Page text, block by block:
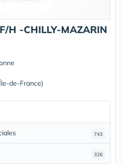
H -CHILLY-MAZARIN
de-France)
743
326